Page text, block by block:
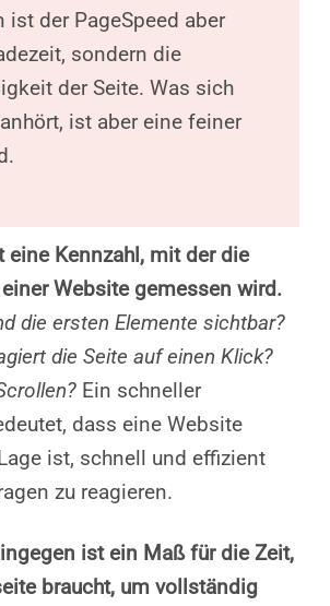
ist der PageSpeed aber
sondern die
der Seite. Was sich
ist aber eine feiner
eine Kennzahl, mit der die
Website gemessen wird.
die ersten Elemente sichtbar?
die Seite auf einen Klick?
Ein schneller
dass eine Website
ist, schnell und effizient
zu reagieren.
ist ein Maß für die Zeit,
braucht, um vollständig